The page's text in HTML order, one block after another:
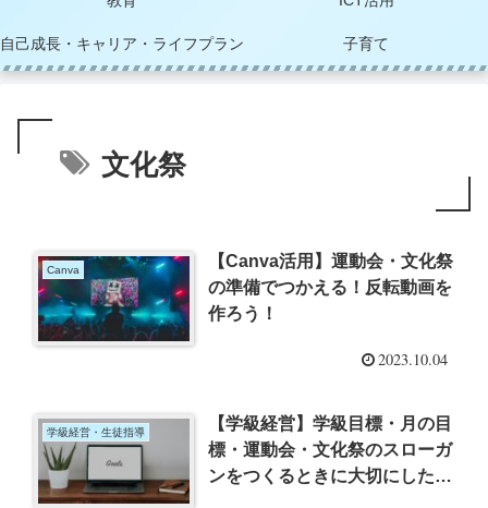
自己成長・キャリア・ライフプラン 子育て
文化祭
Canva
【Canva活用】運動会・文化祭
の準備でつかえる！反転動画を
作ろう！
2023.10.04
学級経営・生徒指導
【学級経営】学級目標・月の目
標・運動会・文化祭のスローガ
ンをつくるときに大切にしたい